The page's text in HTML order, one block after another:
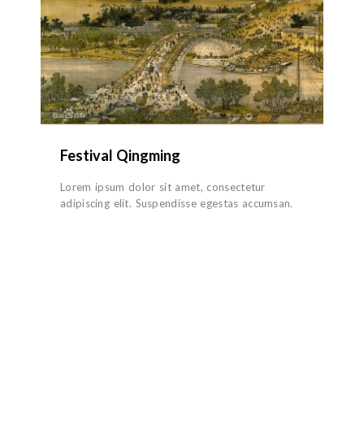
Festival Qingming
Lorem ipsum dolor sit amet, consectetur
adipiscing elit. Suspendisse egestas accumsan.